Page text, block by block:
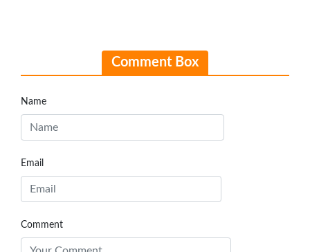
Comment Box
Name
Email
Comment